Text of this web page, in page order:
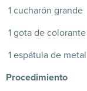
1 cucharón grande
1 gota de colorante
1 espátula de metal
Procedimiento